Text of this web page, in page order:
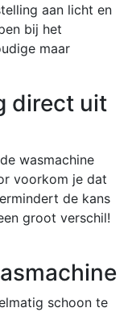
aan licht en
bij het
maar
direct uit
wasmachine
voorkom je dat
de kans
groot verschil!
schoon te